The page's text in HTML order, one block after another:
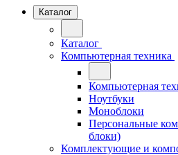
Каталог
Каталог
Компьютерная техника
Компьютерная
Ноутбуки
Моноблоки
Персональные
блоки)
Комплектующие и